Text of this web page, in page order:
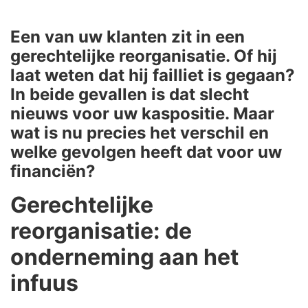
Een van uw klanten zit in een
gerechtelijke reorganisatie. Of hij
laat weten dat hij failliet is gegaan?
In beide gevallen is dat slecht
nieuws voor uw kaspositie. Maar
wat is nu precies het verschil en
welke gevolgen heeft dat voor uw
financiën?
Gerechtelijke
reorganisatie: de
onderneming aan het
infuus